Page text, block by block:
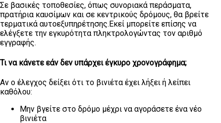
Σε βασικές τοποθεσίες, όπως συνοριακά περάσματα,
πρατήρια καυσίμων και σε κεντρικούς δρόμους, θα βρείτε
τερματικά αυτοεξυπηρέτησης.Εκεί μπορείτε επίσης να
ελέγξετε την εγκυρότητα πληκτρολογώντας τον αριθμό
εγγραφής.
Τι να κάνετε εάν δεν υπάρχει έγκυρο χρονογράφημα;
Αν ο έλεγχος δείξει ότι το βινιέτα έχει λήξει ή λείπει
καθόλου:
Μην βγείτε στο δρόμο μέχρι να αγοράσετε ένα νέο
βινιέτα